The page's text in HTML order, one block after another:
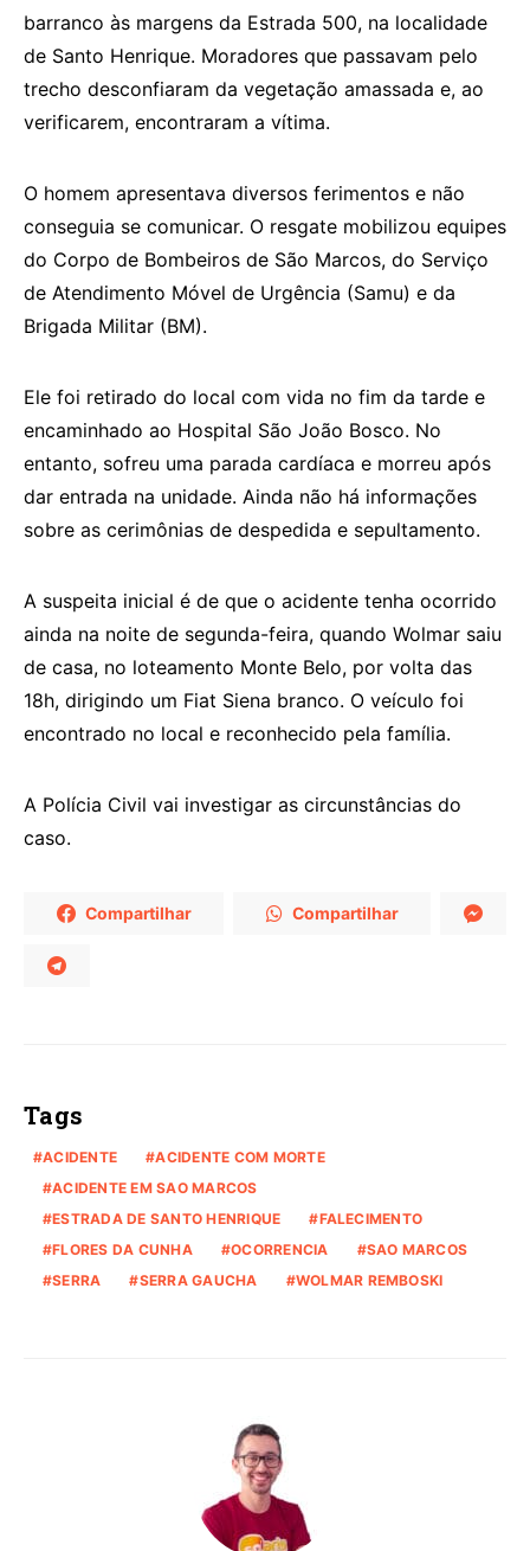
barranco às margens da Estrada 500, na localidade
de Santo Henrique. Moradores que passavam pelo
trecho desconfiaram da vegetação amassada e, ao
verificarem, encontraram a vítima.
O homem apresentava diversos ferimentos e não
conseguia se comunicar. O resgate mobilizou equipes
do Corpo de Bombeiros de São Marcos, do Serviço
de Atendimento Móvel de Urgência (Samu) e da
Brigada Militar (BM).
Ele foi retirado do local com vida no fim da tarde e
encaminhado ao Hospital São João Bosco. No
entanto, sofreu uma parada cardíaca e morreu após
dar entrada na unidade. Ainda não há informações
sobre as cerimônias de despedida e sepultamento.
A suspeita inicial é de que o acidente tenha ocorrido
ainda na noite de segunda-feira, quando Wolmar saiu
de casa, no loteamento Monte Belo, por volta das
18h, dirigindo um Fiat Siena branco. O veículo foi
encontrado no local e reconhecido pela família.
A Polícia Civil vai investigar as circunstâncias do
caso.
Compartilhar Compartilhar
Tags
ACIDENTE
ACIDENTE COM MORTE
ACIDENTE EM SAO MARCOS
ESTRADA DE SANTO HENRIQUE
FALECIMENTO
FLORES DA CUNHA
OCORRENCIA
SAO MARCOS
SERRA
SERRA GAUCHA WOLMAR REMBOSKI